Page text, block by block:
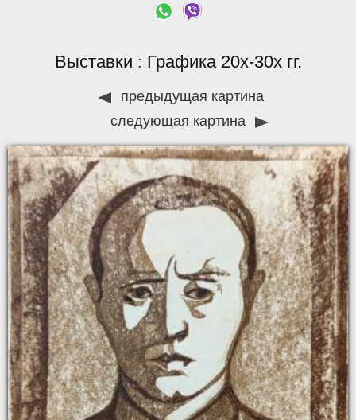
Выставки : Графика 20х-30х гг.
предыдущая картина
следующая картина